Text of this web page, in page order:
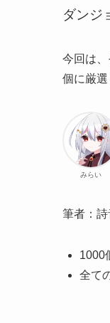
ダンジ
今回は
個に厳選
みらい
筆者：
1000
全て